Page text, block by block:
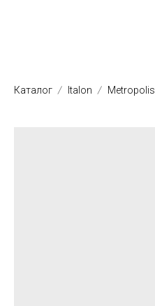
Каталог Italon Metropolis